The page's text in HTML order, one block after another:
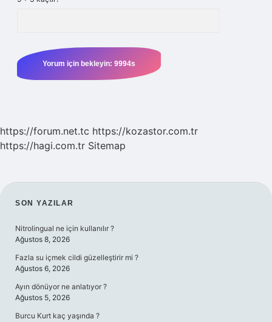
https://forum.net.tc https://kozastor.com.tr
https://hagi.com.tr Sitemap
SIDEBAR
SON YAZILAR
Nitrolingual ne için kullanılır ?
Ağustos 8, 2026
Fazla su içmek cildi güzelleştirir mi ?
Ağustos 6, 2026
Ayın dönüyor ne anlatıyor ?
Ağustos 5, 2026
Burcu Kurt kaç yaşında ?